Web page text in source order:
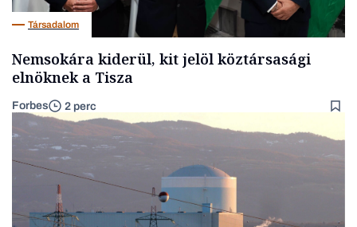
Társadalom
Nemsokára kiderül, kit jelöl köztársasági
elnöknek a Tisza
Forbes 2 perc